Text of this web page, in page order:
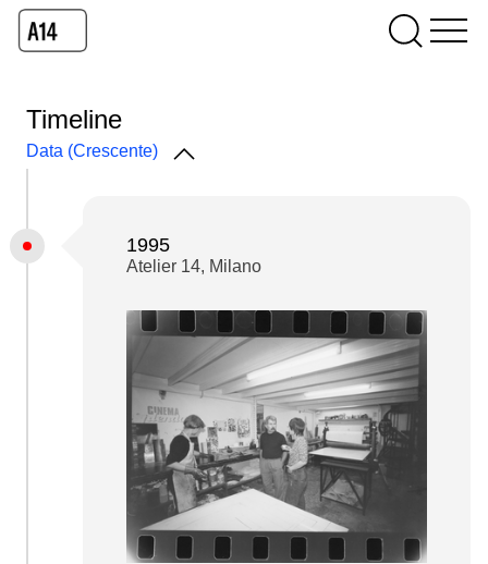
Timeline
Data (Crescente)
1995
Atelier 14, Milano